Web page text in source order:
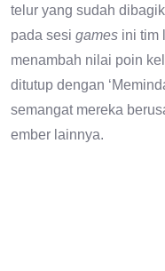
telur yang sudah
pada sesi games ini tim
menambah nilai poin
ditutup dengan
semangat mereka
ember lainnya.